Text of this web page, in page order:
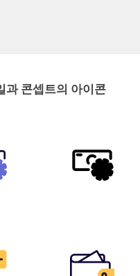
과 콘셉트의 아이콘